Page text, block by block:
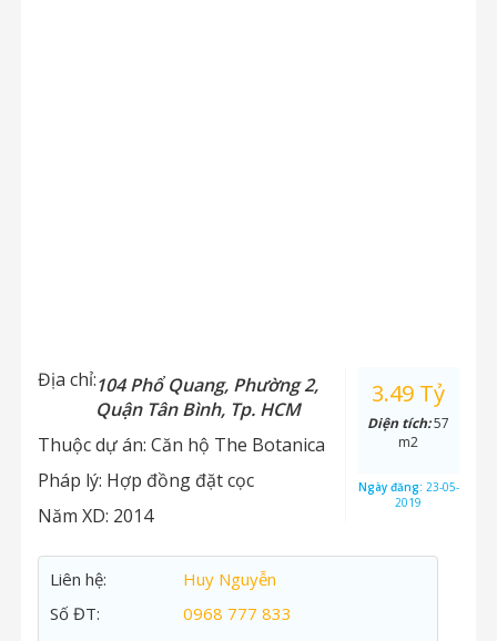
Địa chỉ:104 Phổ Quang, Phường 2,
Quận Tân Bình, Tp. HCM
Thuộc dự án: Căn hộ The Botanica
Pháp lý: Hợp đồng đặt cọc
Năm XD: 2014
3.49 Tỷ
Diện tích:57
m2
Ngày đăng: 23-05-
2019
Liên hệ:
Huy Nguyễn
Số ĐT:
0968 777 833